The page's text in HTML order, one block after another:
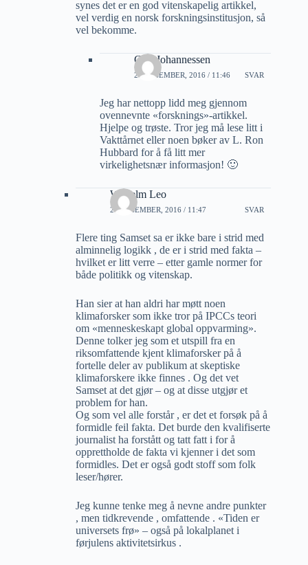
synes det er en god vitenskapelig artikkel,
vel verdig en norsk forskningsinstitusjon, så
vel bekomme.
Geir Johannessen
21 DESEMBER, 2016 / 11:46 SVAR
Jeg har nettopp lidd meg gjennom
ovennevnte «forsknings»-artikkel.
Hjelpe og trøste. Tror jeg må lese litt i
Vakttårnet eller noen bøker av L. Ron
Hubbard for å få litt mer
virkelighetsnær informasjon! 🙂
Wilhelm Leo
21 DESEMBER, 2016 / 11:47 SVAR
Flere ting Samset sa er ikke bare i strid med
alminnelig logikk , de er i strid med fakta –
hvilket er litt verre – etter gamle normer for
både politikk og vitenskap.
Han sier at han aldri har møtt noen
klimaforsker som ikke tror på IPCCs teori
om «menneskeskapt global oppvarming».
Denne tolker jeg som et utspill fra en
riksomfattende kjent klimaforsker på å
fortelle deler av publikum at skeptiske
klimaforskere ikke finnes . Og det vet
Samset at det gjør – og at disse utgjør et
problem for han.
Og som vel alle forstår , er det et forsøk på å
formidle feil fakta. Det burde den kvalifiserte
journalist ha forstått og tatt fatt i for å
opprettholde de fakta vi kjenner i det som
formidles. Det er også godt stoff som folk
leser/hører.
Jeg kunne tenke meg å nevne andre punkter
, men tidkrevende , omfattende . «Tiden er
universets frø» – også på lokalplanet i
førjulens aktivitetsirkus .